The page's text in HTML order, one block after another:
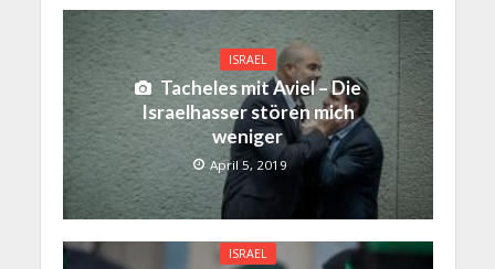
ISRAEL
Tacheles mit Aviel – Die
Israelhasser stören mich
weniger
April 5, 2019
ISRAEL